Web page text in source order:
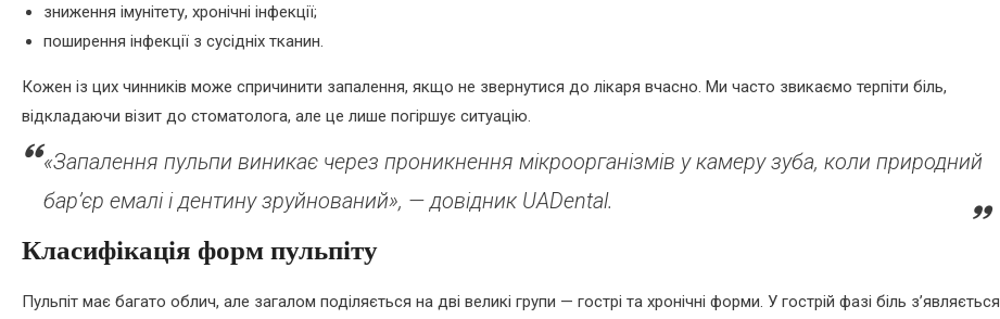
зниження імунітету, хронічні інфекції;
поширення інфекції з сусідніх тканин.
Кожен із цих чинників може спричинити запалення, якщо не звернутися до лікаря вчасно. Ми часто звикаємо терпіти біль,
відкладаючи візит до стоматолога, але це лише погіршує ситуацію.
«Запалення пульпи виникає через проникнення мікроорганізмів у камеру зуба, коли природний
бар’єр емалі і дентину зруйнований», — довідник UADental.
Класифікація форм пульпіту
Пульпіт має багато облич, але загалом поділяється на дві великі групи — гострі та хронічні форми. У гострій фазі біль з’являється